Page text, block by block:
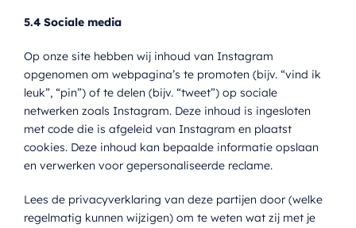
5.4 Sociale media
Op onze site hebben wij inhoud van Instagram
opgenomen om webpagina’s te promoten (bijv. “vind ik
leuk”, “pin”) of te delen (bijv. “tweet”) op sociale
netwerken zoals Instagram. Deze inhoud is ingesloten
met code die is afgeleid van Instagram en plaatst
cookies. Deze inhoud kan bepaalde informatie opslaan
en verwerken voor gepersonaliseerde reclame.
Lees de privacyverklaring van deze partijen door (welke
regelmatig kunnen wijzigen) om te weten wat zij met je